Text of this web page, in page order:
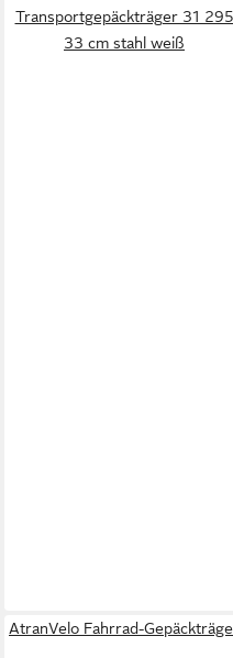
Transportgepäckträger 31 295
33 cm stahl weiß
AtranVelo Fahrrad-